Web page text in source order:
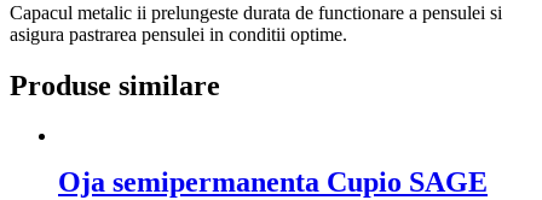
Capacul metalic ii prelungeste durata de functionare a pensulei si
asigura pastrarea pensulei in conditii optime.
Produse similare
Oja semipermanenta Cupio SAGE